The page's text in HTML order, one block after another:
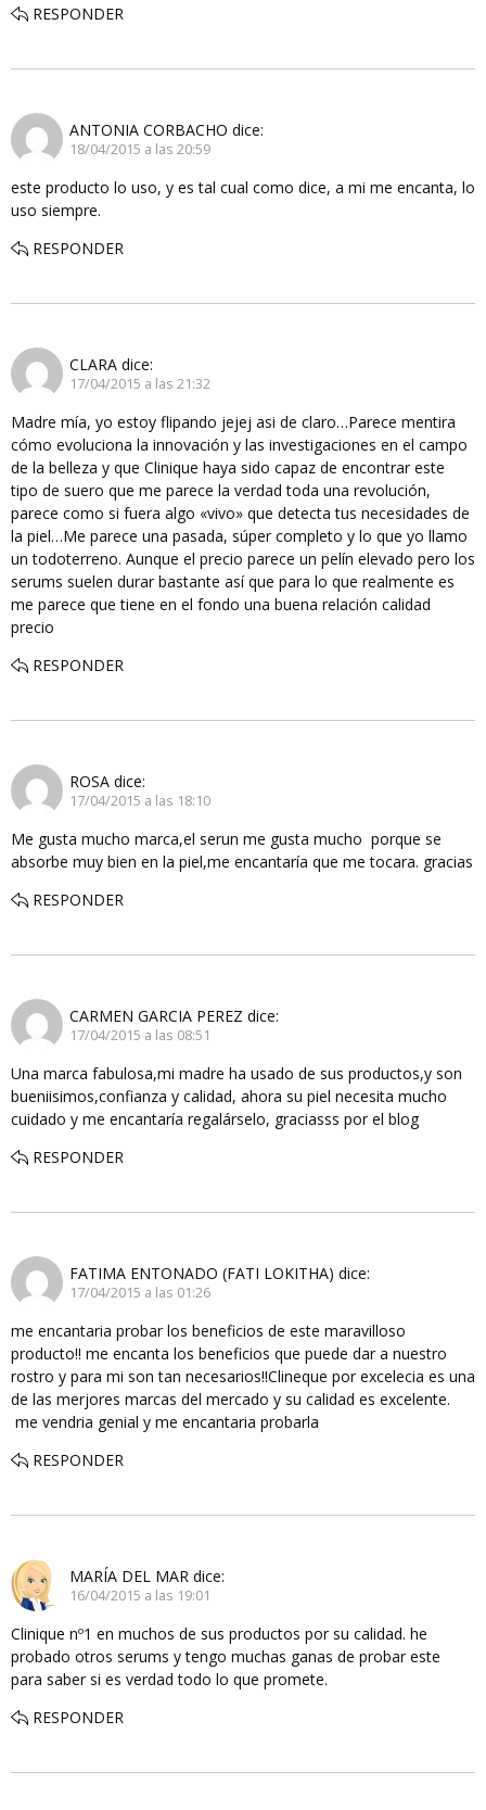
RESPONDER
ANTONIA CORBACHO dice:
18/04/2015 a las 20:59
este producto lo uso, y es tal cual como dice, a mi me encanta, lo
uso siempre.
RESPONDER
CLARA dice:
17/04/2015 a las 21:32
Madre mía, yo estoy flipando jejej asi de claro…Parece mentira
cómo evoluciona la innovación y las investigaciones en el campo
de la belleza y que Clinique haya sido capaz de encontrar este
tipo de suero que me parece la verdad toda una revolución,
parece como si fuera algo «vivo» que detecta tus necesidades de
la piel…Me parece una pasada, súper completo y lo que yo llamo
un todoterreno. Aunque el precio parece un pelín elevado pero los
serums suelen durar bastante así que para lo que realmente es
me parece que tiene en el fondo una buena relación calidad
precio
RESPONDER
ROSA dice:
17/04/2015 a las 18:10
Me gusta mucho marca,el serun me gusta mucho porque se
absorbe muy bien en la piel,me encantaría que me tocara. gracias
RESPONDER
CARMEN GARCIA PEREZ dice:
17/04/2015 a las 08:51
Una marca fabulosa,mi madre ha usado de sus productos,y son
bueniisimos,confianza y calidad, ahora su piel necesita mucho
cuidado y me encantaría regalárselo, graciasss por el blog
RESPONDER
FATIMA ENTONADO (FATI LOKITHA) dice:
17/04/2015 a las 01:26
me encantaria probar los beneficios de este maravilloso
producto!! me encanta los beneficios que puede dar a nuestro
rostro y para mi son tan necesarios!!Clineque por excelecia es una
de las merjores marcas del mercado y su calidad es excelente.
me vendria genial y me encantaria probarla
RESPONDER
MARÍA DEL MAR dice:
16/04/2015 a las 19:01
Clinique nº1 en muchos de sus productos por su calidad. he
probado otros serums y tengo muchas ganas de probar este
para saber si es verdad todo lo que promete.
RESPONDER